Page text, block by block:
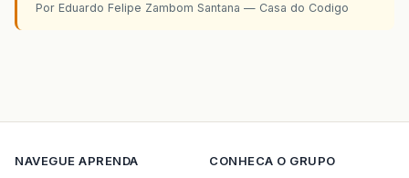
Por Eduardo Felipe Zambom Santana — Casa do Codigo
NAVEGUE APRENDA
CONHECA O GRUPO